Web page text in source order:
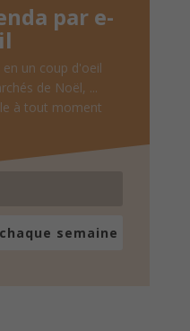
par e-
un coup d'oeil
de Noël, ...
à tout moment
semaine